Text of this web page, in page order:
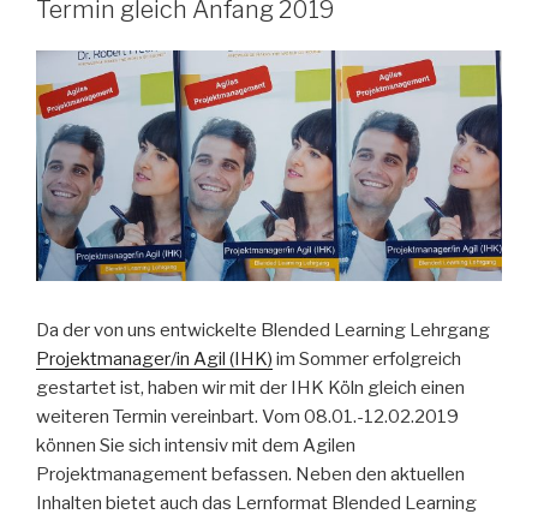
Termin gleich Anfang 2019
Da der von uns entwickelte Blended Learning Lehrgang
Projektmanager/in Agil (IHK) im Sommer erfolgreich
gestartet ist, haben wir mit der IHK Köln gleich einen
weiteren Termin vereinbart. Vom 08.01.-12.02.2019
können Sie sich intensiv mit dem Agilen
Projektmanagement befassen. Neben den aktuellen
Inhalten bietet auch das Lernformat Blended Learning